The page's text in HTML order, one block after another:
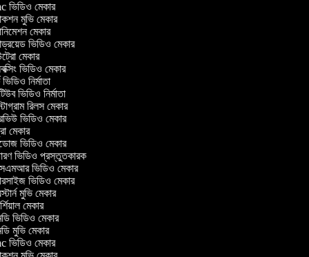
ভিডিও মেকার
মুভি মেকার
মেকার
ভিডিও মেকার
মেকার
ভিডিও মেকার
নির্মাতা
ভিডিও নির্মাতা
রিলস মেকার
ভিডিও মেকার
মেকার
ভিডিও মেকার
ভিডিও প্রস্তুতকারক
ভিডিও মেকার
ভিডিও মেকার
মুভি মেকার
মেকার
ভিডিও মেকার
মুভি মেকার
ভিডিও মেকার